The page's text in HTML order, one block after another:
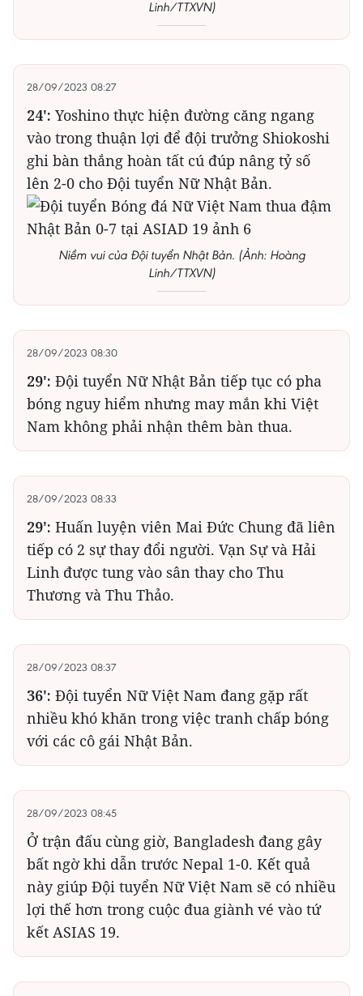
Linh/TTXVN)
28/09/2023 08:27
24': Yoshino thực hiện đường căng ngang
vào trong thuận lợi để đội trưởng Shiokoshi
ghi bàn thắng hoàn tất cú đúp nâng tỷ số
lên 2-0 cho Đội tuyển Nữ Nhật Bản.
Niềm vui của Đội tuyển Nhật Bản. (Ảnh: Hoàng
Linh/TTXVN)
28/09/2023 08:30
29': Đội tuyển Nữ Nhật Bản tiếp tục có pha
bóng nguy hiểm nhưng may mắn khi Việt
Nam không phải nhận thêm bàn thua.
28/09/2023 08:33
29': Huấn luyện viên Mai Đức Chung đã liên
tiếp có 2 sự thay đổi người. Vạn Sự và Hải
Linh được tung vào sân thay cho Thu
Thương và Thu Thảo.
28/09/2023 08:37
36': Đội tuyển Nữ Việt Nam đang gặp rất
nhiều khó khăn trong việc tranh chấp bóng
với các cô gái Nhật Bản.
28/09/2023 08:45
Ở trận đấu cùng giờ, Bangladesh đang gây
bất ngờ khi dẫn trước Nepal 1-0. Kết quả
này giúp Đội tuyển Nữ Việt Nam sẽ có nhiều
lợi thế hơn trong cuộc đua giành vé vào tứ
kết ASIAS 19.